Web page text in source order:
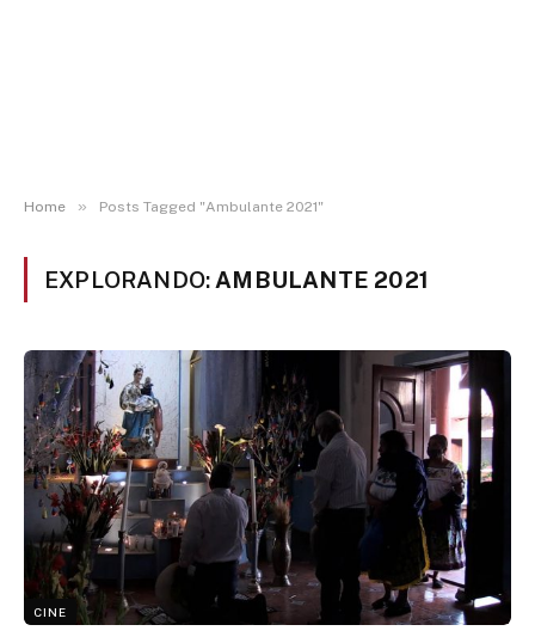
Home » Posts Tagged "Ambulante 2021"
EXPLORANDO: AMBULANTE 2021
CINE